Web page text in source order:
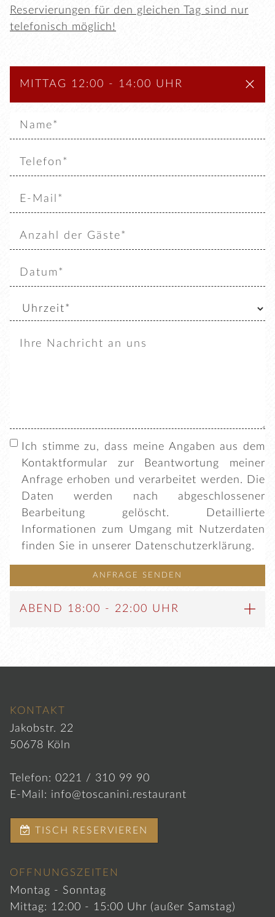
ÜBER UNS
GETRÄNKE
KONTAKT
Reservierungen für den gleichen Tag sind nur
telefonisch möglich!
MITTAG 12:00 - 14:00 UHR
Ich stimme zu, dass meine Angaben aus dem
Kontaktformular zur Beantwortung meiner
Anfrage erhoben und verarbeitet werden. Die
Daten werden nach abgeschlossener
Bearbeitung gelöscht. Detaillierte
Informationen zum Umgang mit Nutzerdaten
finden Sie in unserer Datenschutzerklärung.
ANFRAGE SENDEN
ABEND 18:00 - 22:00 UHR
KONTAKT
Jakobstr. 22
50678 Köln
Telefon: 0221 / 310 99 90
E-Mail: info@toscanini.restaurant
 TISCH RESERVIEREN
ÖFFNUNGSZEITEN
Montag - Sonntag
Mittag: 12:00 - 15:00 Uhr (außer Samstag)